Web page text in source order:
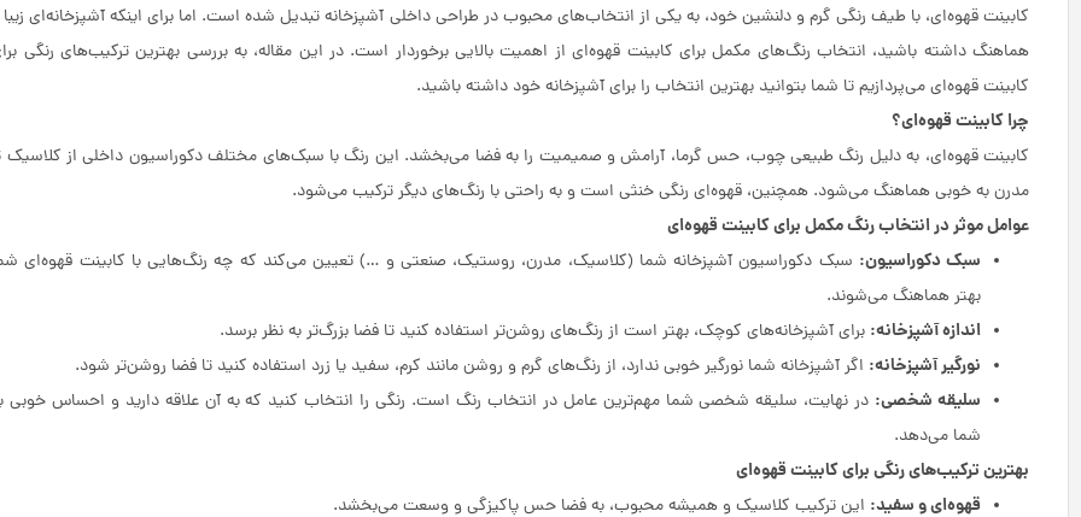
کابینت قهوه‌ای، با طیف رنگی گرم و دلنشین خود، به یکی از انتخاب‌های محبوب در طراحی داخلی آشپزخانه تبدیل شده است. اما برای اینکه آشپزخانه‌ای
هماهنگ داشته باشید، انتخاب رنگ‌های مکمل برای کابینت قهوه‌ای از اهمیت بالایی برخوردار است. در این مقاله، به بررسی بهترین ترکیب‌های رنگی
کابینت قهوه‌ای می‌پردازیم تا شما بتوانید بهترین انتخاب را برای آشپزخانه خود داشته باشید.
چرا کابینت قهوه‌ای؟
کابینت قهوه‌ای، به دلیل رنگ طبیعی چوب، حس گرما، آرامش و صمیمیت را به فضا می‌بخشد. این رنگ با سبک‌های مختلف دکوراسیون داخلی از کلاسیک
مدرن به خوبی هماهنگ می‌شود. همچنین، قهوه‌ای رنگی خنثی است و به راحتی با رنگ‌های دیگر ترکیب می‌شود.
عوامل موثر در انتخاب رنگ مکمل برای کابینت قهوه‌ای
سبک دکوراسیون: سبک دکوراسیون آشپزخانه شما (کلاسیک، مدرن، روستیک، صنعتی و …) تعیین می‌کند که چه رنگ‌هایی با کابینت قهوه‌ای
بهتر هماهنگ می‌شوند.
اندازه آشپزخانه: برای آشپزخانه‌های کوچک، بهتر است از رنگ‌های روشن‌تر استفاده کنید تا فضا بزرگ‌تر به نظر برسد.
نورگیر آشپزخانه: اگر آشپزخانه شما نورگیر خوبی ندارد، از رنگ‌های گرم و روشن مانند کرم، سفید یا زرد استفاده کنید تا فضا روشن‌تر شود.
سلیقه شخصی: در نهایت، سلیقه شخصی شما مهم‌ترین عامل در انتخاب رنگ است. رنگی را انتخاب کنید که به آن علاقه دارید و احساس خوبی
شما می‌دهد.
بهترین ترکیب‌های رنگی برای کابینت قهوه‌ای
قهوه‌ای و سفید: این ترکیب کلاسیک و همیشه محبوب، به فضا حس پاکیزگی و وسعت می‌بخشد.